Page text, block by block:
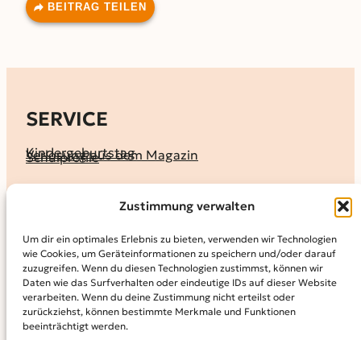
Zustimmung verwalten
Um dir ein optimales Erlebnis zu bieten, verwenden wir Technologien
wie Cookies, um Geräteinformationen zu speichern und/oder darauf
zuzugreifen. Wenn du diesen Technologien zustimmst, können wir
Daten wie das Surfverhalten oder eindeutige IDs auf dieser Website
verarbeiten. Wenn du deine Zustimmung nicht erteilst oder
zurückziehst, können bestimmte Merkmale und Funktionen
beeinträchtigt werden.
BEITRAG TEILEN
SERVICE
Kindergeburtstag
Verlosung aus dem Magazin
Schulprofile
KALENDER
MAGAZIN
KidS-Ausgaben online lesen
Abonnement
Archiv
INFO